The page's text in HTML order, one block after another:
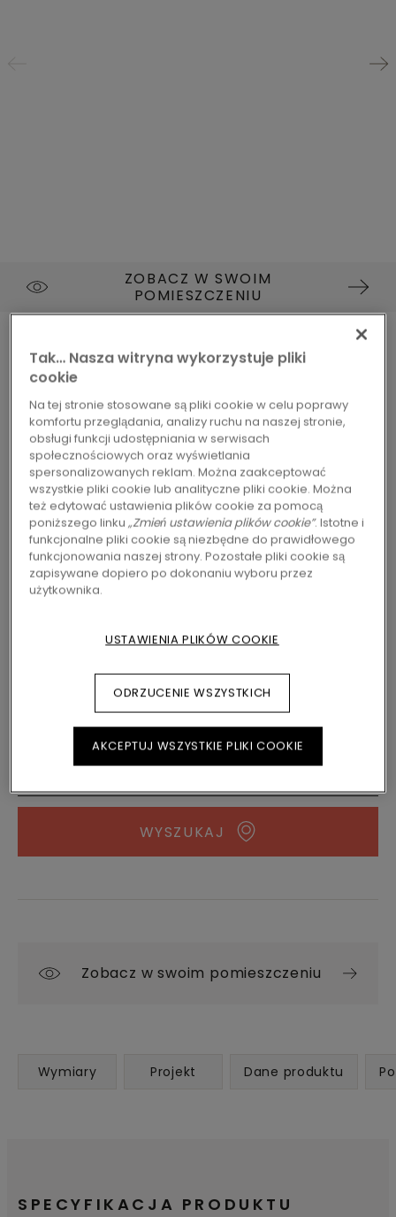
ZOBACZ W SWOIM
POMIESZCZENIU
DĄB LEŚNY NATURALNY
Dożywotnia gwarancja
Klasa 33 - Przeznaczone do intensywnego użytku
domowego
Engineered Click
Nadaje się do stosowania z ogrzewaniem
podłogowym
Zintegrowany podkład
179,95zł/m²
ZNAJDŹ DEALERA W SWOIM REGIONIE
Chcesz zobaczyć tę podłogę na żywo? Nadal
nurtują Cię jakieś pytania? Nie ma problemu!
Zawsze możesz znaleźć dealera Pergo w swoim
pobliżu.
WYSZUKAJ
Zobacz w swoim pomieszczeniu
Wymiary Projekt Dane produktu
SPECYFIKACJA PRODUKTU
Tak… Nasza witryna wykorzystuje pliki
cookie
Na tej stronie stosowane są pliki cookie w celu poprawy
komfortu przeglądania, analizy ruchu na naszej stronie,
obsługi funkcji udostępniania w serwisach
społecznościowych oraz wyświetlania
spersonalizowanych reklam. Można zaakceptować
wszystkie pliki cookie lub analityczne pliki cookie. Można
też edytować ustawienia plików cookie za pomocą
poniższego linku„Zmień ustawienia plików cookie”. Istotne i
funkcjonalne pliki cookie są niezbędne do prawidłowego
funkcjonowania naszej strony. Pozostałe pliki cookie są
zapisywane dopiero po dokonaniu wyboru przez
użytkownika.
USTAWIENIA PLIKÓW COOKIE
ODRZUCENIE WSZYSTKICH
AKCEPTUJ WSZYSTKIE PLIKI COOKIE